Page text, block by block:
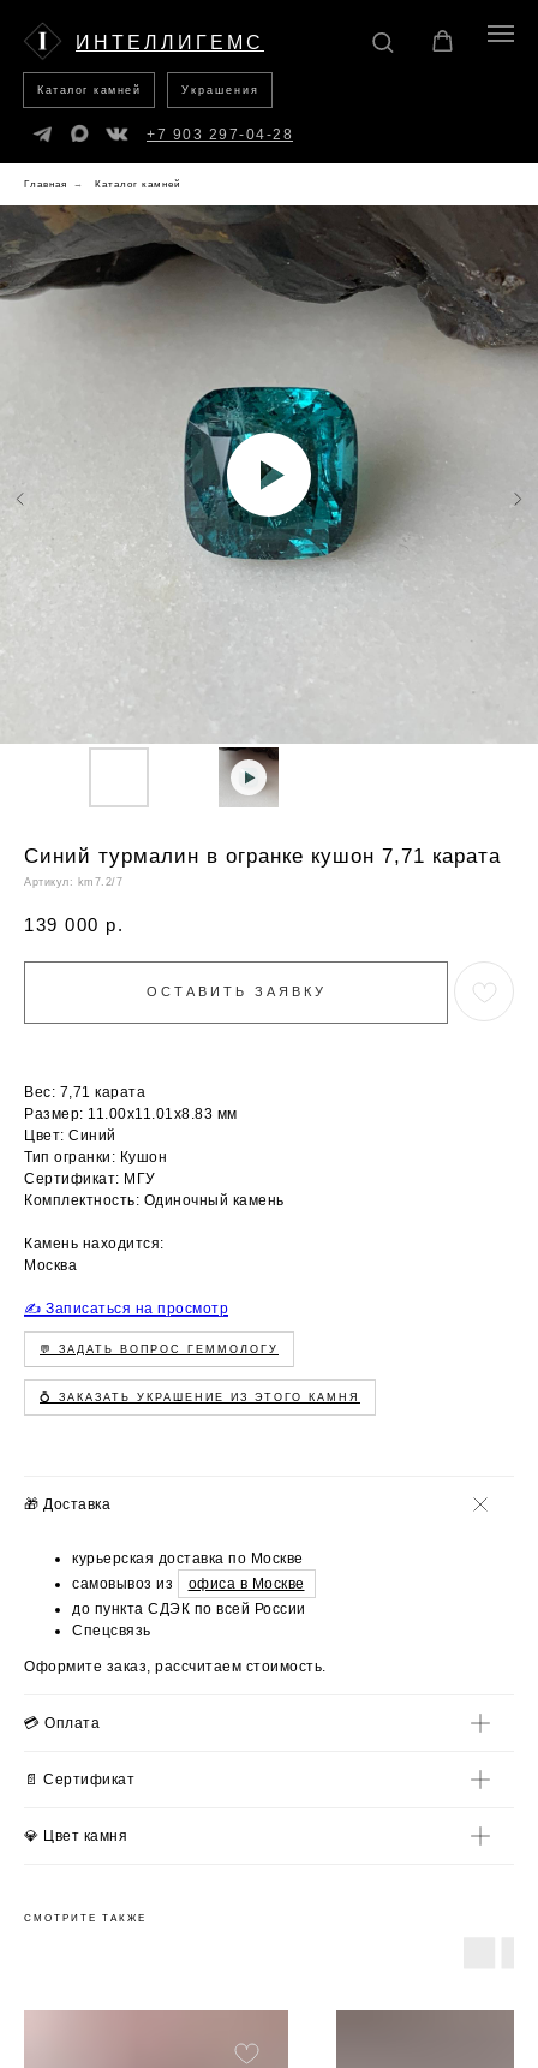
ИНТЕЛЛИГЕМС
Украшения
Каталог камней
+7 903 297-04-28
камней
Главная → Каталог камней
Синий турмалин в огранке кушон 7,71 карата
Артикул: km7.2/7
139 000 р.
ОСТАВИТЬ ЗАЯВКУ
Вес: 7,71 карата
Размер: 11.00х11.01х8.83 мм
Цвет: Синий
Тип огранки: Кушон
Сертификат: МГУ
Комплектность: Одиночный камень
Камень находится:
Москва
✍️ Записаться на просмотр
💬 ЗАДАТЬ ВОПРОС ГЕММОЛОГУ
💍 ЗАКАЗАТЬ УКРАШЕНИЕ ИЗ ЭТОГО КАМНЯ
🎁 Доставка
курьерская доставка по Москве
самовывоз из
офиса в Москве
до пункта СДЭК по всей России
Спецсвязь
Оформите заказ, рассчитаем стоимость.
💳 Оплата
📄 Сертификат
💎 Цвет камня
СМОТРИТЕ ТАКЖЕ